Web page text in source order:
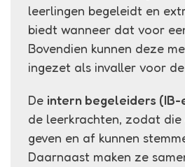
leerlingen begeleidt en
biedt wanneer dat voor
Bovendien kunnen deze
ingezet als invaller voor
De intern begeleiders (IB-
de leerkrachten, zodat die
geven en af kunnen
Daarnaast maken ze